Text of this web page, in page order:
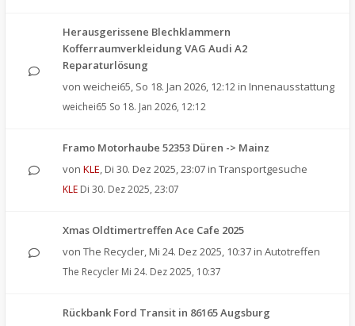
Herausgerissene Blechklammern
Kofferraumverkleidung VAG Audi A2
Reparaturlösung
von weichei65, So 18. Jan 2026, 12:12 in Innenausstattung
weichei65 So 18. Jan 2026, 12:12
Framo Motorhaube 52353 Düren -> Mainz
von KLE, Di 30. Dez 2025, 23:07 in Transportgesuche
KLE Di 30. Dez 2025, 23:07
Xmas Oldtimertreffen Ace Cafe 2025
von The Recycler, Mi 24. Dez 2025, 10:37 in Autotreffen
The Recycler Mi 24. Dez 2025, 10:37
Rückbank Ford Transit in 86165 Augsburg